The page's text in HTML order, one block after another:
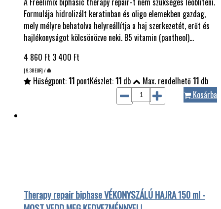
Formulája hidrolizált keratinban és oligo elemekben gazdag,
mely mélyre behatolva helyreállítja a haj szerkezetét, erőt és
hajlékonyságot kölcsönözve neki. B5 vitamin (pantheol)…
4 860 Ft 3 400 Ft
[9.38EUR] / db
Hűségpont:11 pontKészlet:11 db Max. rendelhető11 db
Kosárba
Therapy repair biphase VÉKONYSZÁLÚ HAJRA 150 ml -